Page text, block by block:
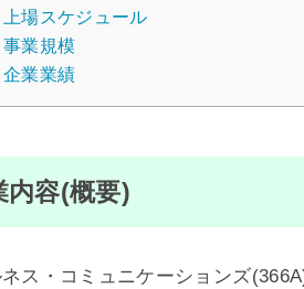
上場スケジュール
事業規模
企業業績
内容(概要)
ス・コミュニケーションズ